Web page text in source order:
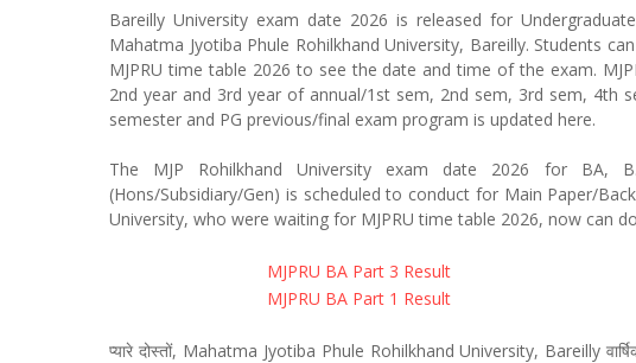
Bareilly University exam date 2026 is released for
Mahatma Jyotiba Phule Rohilkhand University, Bareilly. Students
MJPRU time table 2026 to see the date and time of the exam.
2nd year and 3rd year of annual/1st sem, 2nd sem, 3rd sem, 4th
semester and PG previous/final exam program is updated here.
The MJP Rohilkhand University exam date 2026 for
(Hons/Subsidiary/Gen) is scheduled to conduct for Main Paper/
University, who were waiting for MJPRU time table 2026, now can
MJPRU BA Part 3 Result
MJPRU BA Part 1 Result
प्यारे दोस्तों, Mahatma Jyotiba Phule Rohilkhand University, Bareilly